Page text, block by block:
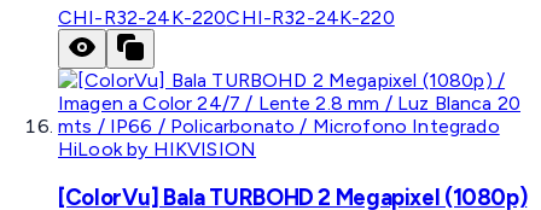
CHI-R32-24K-220CHI-R32-24K-220
HiLook by HIKVISION
[ColorVu] Bala TURBOHD 2 Megapixel (1080p)